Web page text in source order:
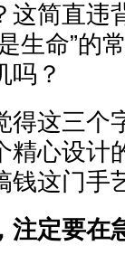
这简直违
生命”的
吗？
得这三个
精心设计
钱这门手
注定要在